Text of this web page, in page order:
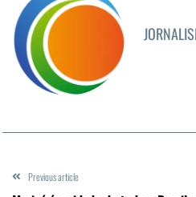
Previous article